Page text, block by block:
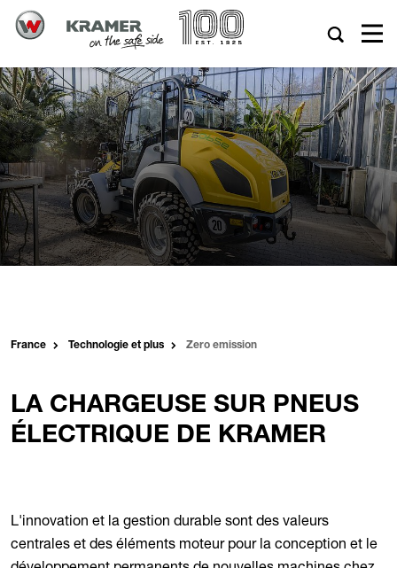
France Technologie et plus Zero emission
LA CHARGEUSE SUR PNEUS
ÉLECTRIQUE DE KRAMER
L'innovation et la gestion durable sont des valeurs
centrales et des éléments moteur pour la conception et le